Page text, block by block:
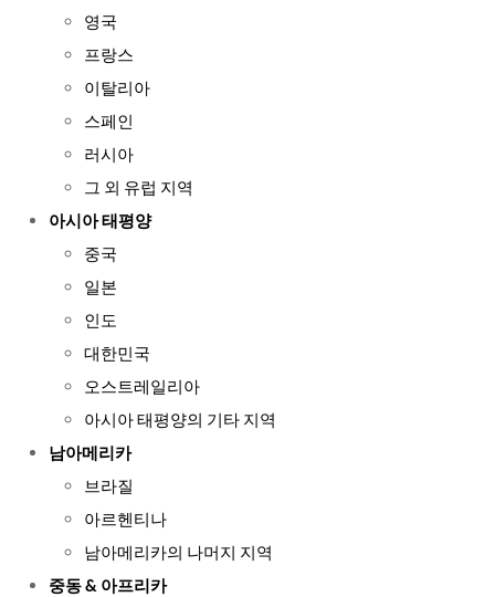
영국
프랑스
이탈리아
스페인
러시아
그 외 유럽 지역
아시아 태평양
중국
일본
인도
대한민국
오스트레일리아
아시아 태평양의 기타 지역
남아메리카
브라질
아르헨티나
남아메리카의 나머지 지역
중동 & 아프리카